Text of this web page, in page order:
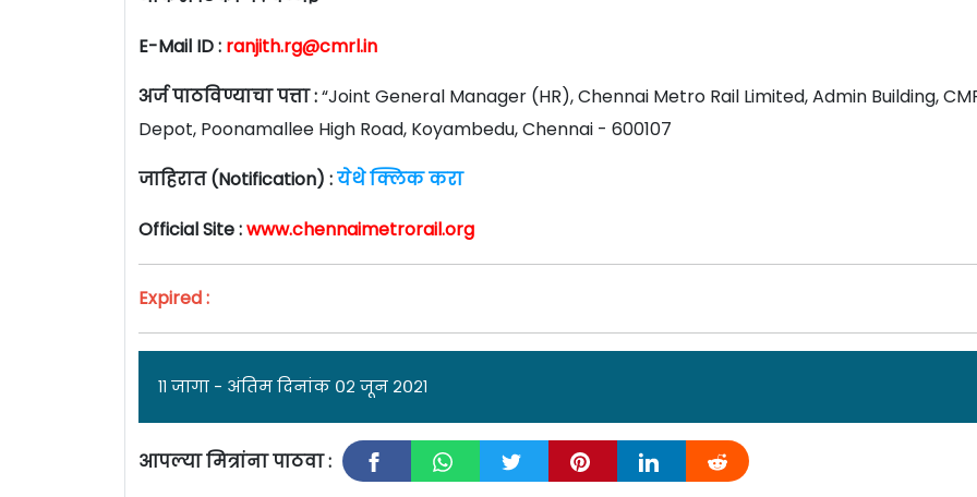
E-Mail ID : ranjith.rg@cmrl.in
अर्ज पाठविण्याचा पत्ता :“Joint General Manager (HR), Chennai Metro Rail Limited, Admin Building,
Depot, Poonamallee High Road, Koyambedu, Chennai - 600107
जाहिरात (Notification) :येथे क्लिक करा
Official Site :www.chennaimetrorail.org
Expired :
११ जागा - अंतिम दिनांक ०२ जून २०२१
आपल्या मित्रांना पाठवा :